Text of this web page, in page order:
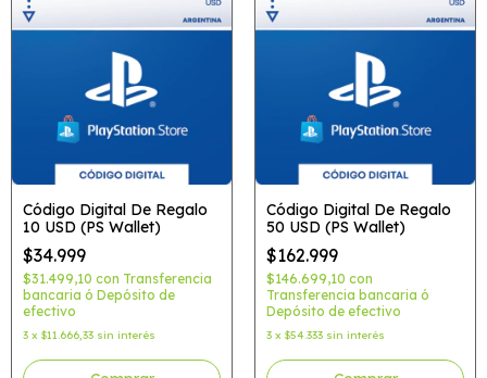
Código Digital De Regalo
10 USD (PS Wallet)
$34.999
$31.499,10 con Transferencia
bancaria ó Depósito de
efectivo
3 x $11.666,33 sin interés
Código Digital De Regalo
50 USD (PS Wallet)
$162.999
$146.699,10 con
Transferencia bancaria ó
Depósito de efectivo
3 x $54.333 sin interés